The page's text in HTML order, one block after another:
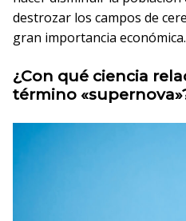
destrozar los campos de
gran importancia económica.
¿Con qué ciencia
término